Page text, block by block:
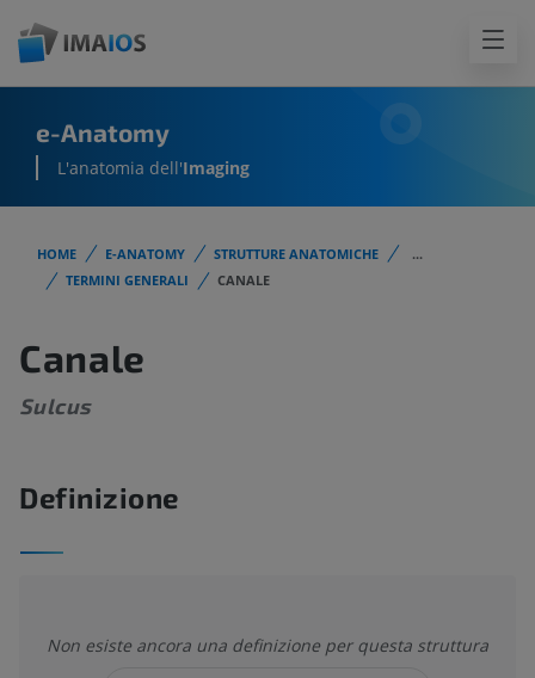
e-Anatomy
L'anatomia dell'Imaging
HOME E-ANATOMY STRUTTURE ANATOMICHE
...
TERMINI GENERALI
CANALE
Canale
Sulcus
Definizione
Non esiste ancora una definizione per questa struttura